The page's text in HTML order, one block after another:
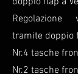
tramite doppio
Nr.4 tasche
Nr.2 tasche